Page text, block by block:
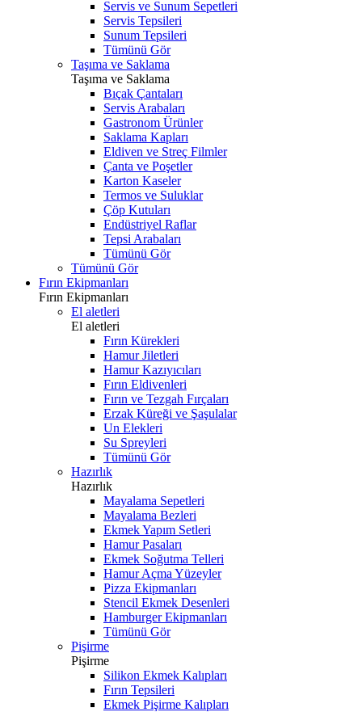
Servis ve Sunum Sepetleri
Servis Tepsileri
Sunum Tepsileri
Tümünü Gör
Taşıma ve Saklama
Taşıma ve Saklama
Bıçak Çantaları
Servis Arabaları
Gastronom Ürünler
Saklama Kapları
Eldiven ve Streç Filmler
Çanta ve Poşetler
Karton Kaseler
Termos ve Suluklar
Çöp Kutuları
Endüstriyel Raflar
Tepsi Arabaları
Tümünü Gör
Tümünü Gör
Fırın Ekipmanları
Fırın Ekipmanları
El aletleri
El aletleri
Fırın Kürekleri
Hamur Jiletleri
Hamur Kazıyıcıları
Fırın Eldivenleri
Fırın ve Tezgah Fırçaları
Erzak Küreği ve Şaşulalar
Un Elekleri
Su Spreyleri
Tümünü Gör
Hazırlık
Hazırlık
Mayalama Sepetleri
Mayalama Bezleri
Ekmek Yapım Setleri
Hamur Pasaları
Ekmek Soğutma Telleri
Hamur Açma Yüzeyler
Pizza Ekipmanları
Stencil Ekmek Desenleri
Hamburger Ekipmanları
Tümünü Gör
Pişirme
Pişirme
Silikon Ekmek Kalıpları
Fırın Tepsileri
Ekmek Pişirme Kalıpları